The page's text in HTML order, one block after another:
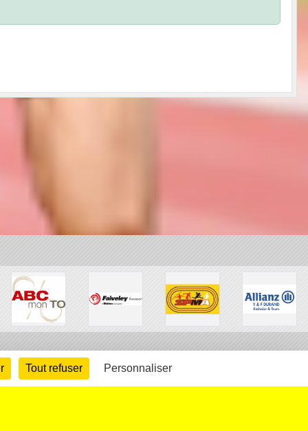
Tout refuser Personnaliser